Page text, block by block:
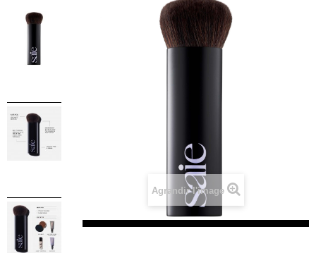
Agrandir l'image